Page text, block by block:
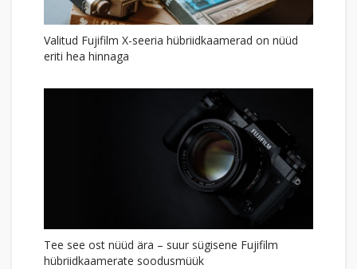
Valitud Fujifilm X-seeria hübriidkaamerad on nüüd
eriti hea hinnaga
Tee see ost nüüd ära – suur sügisene Fujifilm
hübriidkaamerate soodusmüük